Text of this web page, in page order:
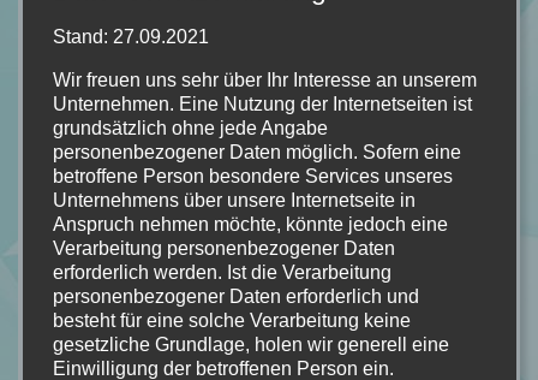
Als Linea ein Gespräch zwischen ihrem Ziehvater und dem
Jarl von Skogbyen belauscht, erfährt sie, dass ihr bisheriges
Leben im Wikingerdorf eine einzige Lüge war und sie dem
grausamen Anführer versprochen werden soll. Linea will frei
sein, selbst über ihr Leben bestimmen und sich nichts
vorschreiben lassen, doch es ist nicht leicht, als Frau unter
Wikingern zu bestehen. Sie braucht die Hilfe ihrer Freunde,
denn die Intrigen, die sich um sie spinnen, sind gewaltiger, als
sie jemals geglaubt hat. Wird es ihr gelingen, ihre Freiheit zu
erkämpfen? Und wieso hat der Jarl überhaupt ein solches
Interesse an ihr?
weiterlesen
Stand: 27.09.2021
Wir freuen uns sehr über Ihr Interesse an unserem
Unternehmen. Eine Nutzung der Internetseiten ist
grundsätzlich ohne jede Angabe
personenbezogener Daten möglich. Sofern eine
betroffene Person besondere Services unseres
Unternehmens über unsere Internetseite in
Anspruch nehmen möchte, könnte jedoch eine
Verarbeitung personenbezogener Daten
erforderlich werden. Ist die Verarbeitung
personenbezogener Daten erforderlich und
besteht für eine solche Verarbeitung keine
gesetzliche Grundlage, holen wir generell eine
Einwilligung der betroffenen Person ein.